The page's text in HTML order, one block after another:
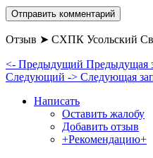
Отзыв ➤ СХПК Усольский
<- Предыдущий Предыдущая
Следующий -> Следующая
Написать
Оставить жалобу
Добавить отзыв
+Рекомендацию+